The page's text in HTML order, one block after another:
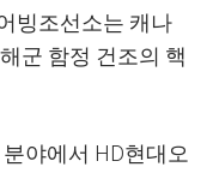
빙조선소는 캐나
군 함정 건조의 핵
야에서 HD현대오